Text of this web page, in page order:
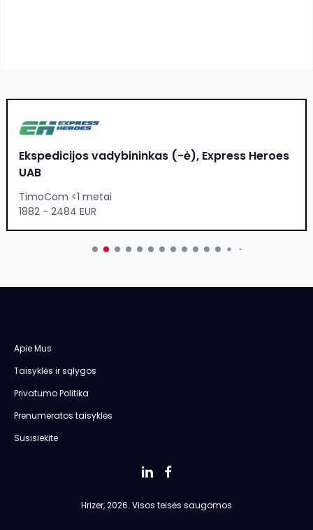
Darbuotojų saugos ir sveikatos specialistas (-
ė), UAB DS Smith Packaging Lithuania
Priešgaisrinės saugos pažymėjimas 2 metai
3500 - 3800 EUR
Hrizer, 2026. Visos teisės saugomos
Apie Mus
Taisyklės ir sąlygos
Privatumo Politika
Prenumeratos taisyklės
Susisiekite